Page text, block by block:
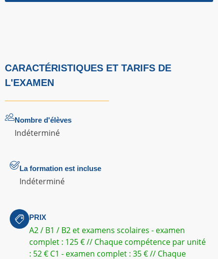
CARACTÉRISTIQUES ET TARIFS DE
L'EXAMEN
Nombre d'élèves
Indéterminé
La formation est incluse
Indéterminé
PRIX
A2 / B1 / B2 et examens scolaires - examen
complet : 125 € // Chaque compétence par unité
: 52 € C1 - examen complet : 35 € // Chaque